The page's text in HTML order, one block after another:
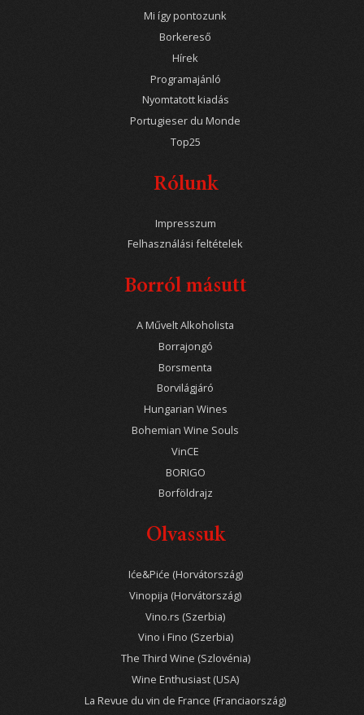
Mi így pontozunk
Borkereső
Hírek
Programajánló
Nyomtatott kiadás
Portugieser du Monde
Top25
Rólunk
Impresszum
Felhasználási feltételek
Borról másutt
A Művelt Alkoholista
Borrajongó
Borsmenta
Borvilágjáró
Hungarian Wines
Bohemian Wine Souls
VinCE
BORIGO
Borföldrajz
Olvassuk
Iće&Piće (Horvátország)
Vinopija (Horvátország)
Vino.rs (Szerbia)
Vino i Fino (Szerbia)
The Third Wine (Szlovénia)
Wine Enthusiast (USA)
La Revue du vin de France (Franciaország)